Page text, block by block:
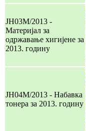
ЈН03М/2013 -
Материјал за
одржавање хигијене за
2013. годину
ЈН04М/2013 - Набавка
тонера за 2013. годину